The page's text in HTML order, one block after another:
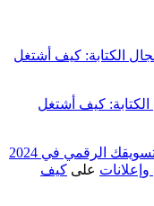
الكتابة: كيف أشتغل
كيف أشتغل
9 استراتيجيات فعالة للمحتوى تعزز تسويقك الرقمي في 2024
على كيف